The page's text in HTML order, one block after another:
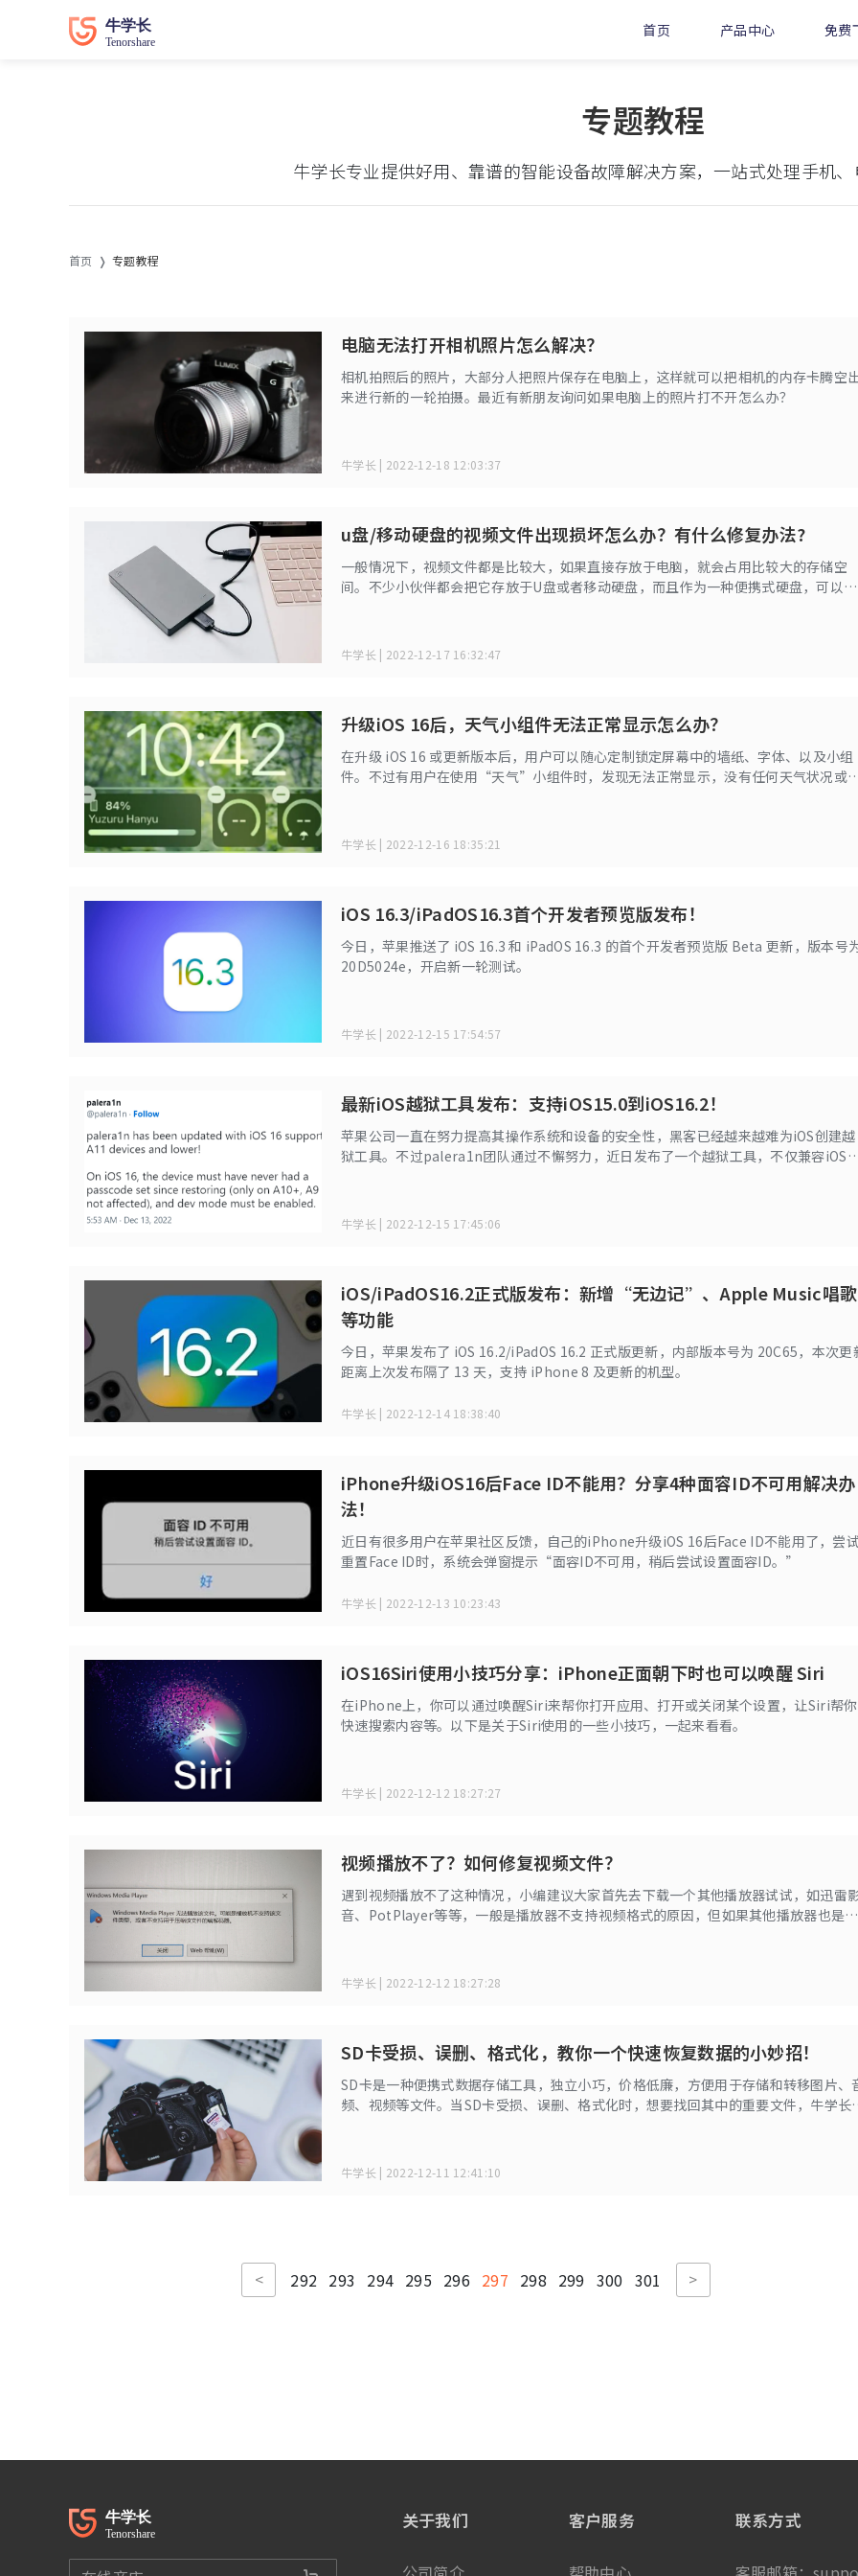
首页 产品中心 免费
专题教程
牛学长专业提供好用、靠谱的智能设备故障解决方案，一站式处理手机
首页 专题教程
电脑无法打开相机照片怎么解决？
相机拍照后的照片，大部分人把照片保存在电脑上，这样就可以把相机的内存卡腾空
来进行新的一轮拍摄。最近有新朋友询问如果电脑上的照片打不开怎么办？
牛学长 | 2022-12-18 12:03:37
u盘/移动硬盘的视频文件出现损坏怎么办？有什么修复办法?
一般情况下，视频文件都是比较大，如果直接存放于电脑，就会占用比较大的存储空
间。不少小伙伴都会把它存放于U盘或者移动硬盘，而且作为一种便携式硬盘，可以在
牛学长 | 2022-12-17 16:32:47
升级iOS 16后，天气小组件无法正常显示怎么办？
在升级 iOS 16 或更新版本后，用户可以随心定制锁定屏幕中的墙纸、字体、以及小组
件。不过有用户在使用“天气”小组件时，发现无法正常显示，没有任何天气状况或
牛学长 | 2022-12-16 18:35:21
iOS 16.3/iPadOS16.3首个开发者预览版发布！
今日，苹果推送了 iOS 16.3 和 iPadOS 16.3 的首个开发者预览版 Beta 更新，版本号
20D5024e，开启新一轮测试。
牛学长 | 2022-12-15 17:54:57
最新iOS越狱工具发布：支持iOS15.0到iOS16.2！
苹果公司一直在努力提高其操作系统和设备的安全性，黑客已经越来越难为iOS创建越
狱工具。不过palera1n团队通过不懈努力，近日发布了一个越狱工具，不仅兼容iOS
牛学长 | 2022-12-15 17:45:06
iOS/iPadOS16.2正式版发布：新增“无边记”、Apple Music唱歌
等功能
今日，苹果发布了 iOS 16.2/iPadOS 16.2 正式版更新，内部版本号为 20C65，本次更
距离上次发布隔了 13 天，支持 iPhone 8 及更新的机型。
牛学长 | 2022-12-14 18:38:40
iPhone升级iOS16后Face ID不能用？分享4种面容ID不可用解决办
法！
近日有很多用户在苹果社区反馈，自己的iPhone升级iOS 16后Face ID不能用了，尝
重置Face ID时，系统会弹窗提示“面容ID不可用，稍后尝试设置面容ID。”
牛学长 | 2022-12-13 10:23:43
iOS16Siri使用小技巧分享：iPhone正面朝下时也可以唤醒 Siri
在iPhone上，你可以通过唤醒Siri来帮你打开应用、打开或关闭某个设置，让Siri帮你
快速搜索内容等。以下是关于Siri使用的一些小技巧，一起来看看。
牛学长 | 2022-12-12 18:27:27
视频播放不了？如何修复视频文件？
遇到视频播放不了这种情况，小编建议大家首先去下载一个其他播放器试试，如迅雷
音、PotPlayer等等，一般是播放器不支持视频格式的原因，但如果其他播放器也是无
牛学长 | 2022-12-12 18:27:28
SD卡受损、误删、格式化，教你一个快速恢复数据的小妙招！
SD卡是一种便携式数据存储工具，独立小巧，价格低廉，方便用于存储和转移图片、
频、视频等文件。当SD卡受损、误删、格式化时，想要找回其中的重要文件，牛学长
牛学长 | 2022-12-11 12:41:10
< 292 293 294 295 296 297 298 299 300 301 >
关于我们 客户服务 联系方式